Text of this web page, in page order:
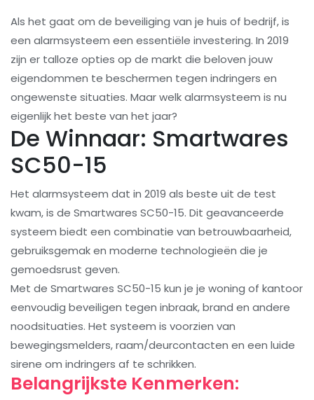
Als het gaat om de beveiliging van je huis of bedrijf, is
een alarmsysteem een essentiële investering. In 2019
zijn er talloze opties op de markt die beloven jouw
eigendommen te beschermen tegen indringers en
ongewenste situaties. Maar welk alarmsysteem is nu
eigenlijk het beste van het jaar?
De Winnaar: Smartwares
SC50-15
Het alarmsysteem dat in 2019 als beste uit de test
kwam, is de Smartwares SC50-15. Dit geavanceerde
systeem biedt een combinatie van betrouwbaarheid,
gebruiksgemak en moderne technologieën die je
gemoedsrust geven.
Met de Smartwares SC50-15 kun je je woning of kantoor
eenvoudig beveiligen tegen inbraak, brand en andere
noodsituaties. Het systeem is voorzien van
bewegingsmelders, raam/deurcontacten en een luide
sirene om indringers af te schrikken.
Belangrijkste Kenmerken: